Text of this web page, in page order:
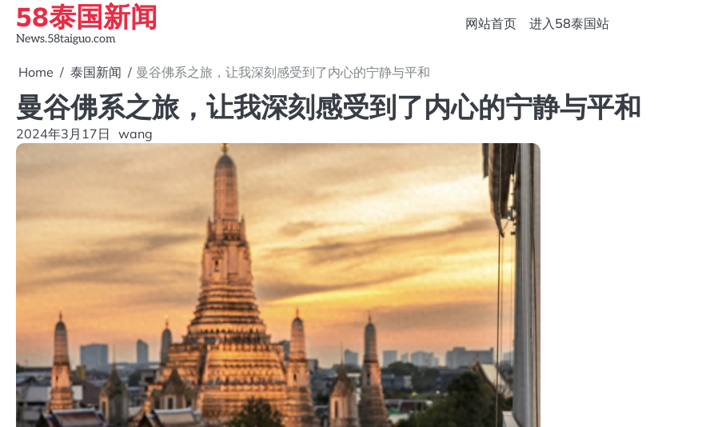
Skip
content
58泰国新闻
News.58taiguo.com
网站首页 进入58泰国站
Home 泰国新闻 曼谷佛系之旅，让我深刻感受到了内心的宁静与平和
曼谷佛系之旅，让我深刻感受到了内心的宁静与平和
2024年3月17日 wang